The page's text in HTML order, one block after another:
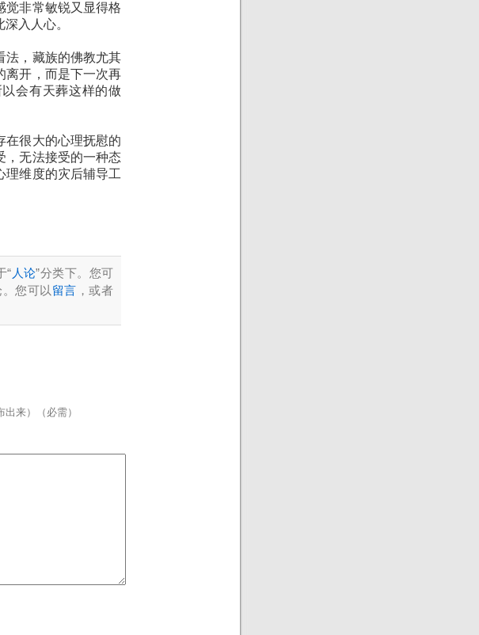
觉非常敏锐又显得格
入人心。
法，藏族的佛教尤其
离开，而是下一次再
会有天葬这样的做
在很大的心理抚慰的
，无法接受的一种态
理维度的灾后辅导工
“ 人论”分类下。您可
您可以 留言 ，或者
来）（必需）